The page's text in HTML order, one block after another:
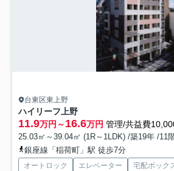
台東区東上野
ハイリーフ上野
11.9万円～16.6万円 管理/共益費
25.03㎡～39.04㎡ (1R～1LDK) /築19年 /11
銀座線「稲荷町」駅 徒歩7分
オートロック エレベーター
宅配ボック